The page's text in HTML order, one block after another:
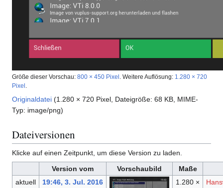
Größe dieser Vorschau: 800 × 450 Pixel Weitere Auflösung: 1.280 × 720
Pixel
Originaldatei (1.280 × 720 Pixel, Dateigröße: 68 KB, MIME-
Typ: image/png)
Dateiversionen
Klicke auf einen Zeitpunkt, um diese Version zu laden.
Version vom
Vorschaubild
Maße
aktuell
19:46, 3. Jul. 2016
1.280 ×